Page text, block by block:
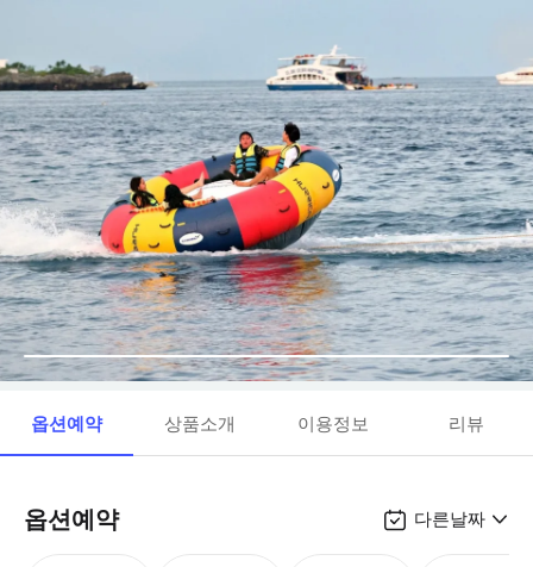
옵션예약 상품소개 이용정보 리뷰
옵션예약 다른날짜